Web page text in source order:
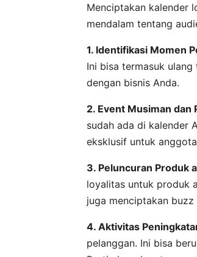
Menciptakan kalender
mendalam tentang
1. Identifikasi Momen
Ini bisa termasuk
dengan bisnis Anda.
2. Event Musiman dan
sudah ada di kalender
eksklusif untuk
3. Peluncuran Produk
loyalitas untuk produk
juga menciptakan buzz
4. Aktivitas
pelanggan. Ini bisa